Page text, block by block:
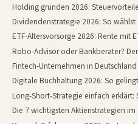
Holding gründen 2026:
Dividendenstrategie 2026: So
ETF-Altersvorsorge 2026: Rente mit
Robo-Advisor oder Bankberater?
Fintech-Unternehmen in
Digitale Buchhaltung 2026: So
Long-Short-Strategie einfach erklärt:
Die 7 wichtigsten Aktienstrategien